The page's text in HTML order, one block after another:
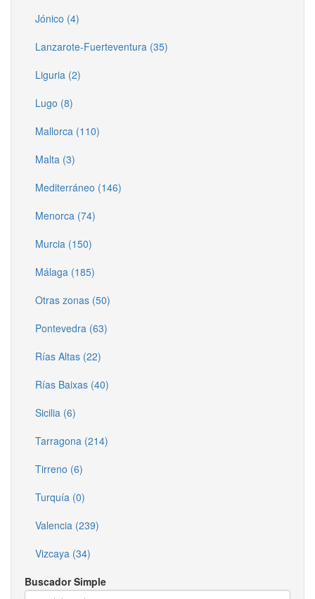
Jónico (4)
Lanzarote-Fuerteventura (35)
Liguria (2)
Lugo (8)
Mallorca (110)
Malta (3)
Mediterráneo (146)
Menorca (74)
Murcia (150)
Málaga (185)
Otras zonas (50)
Pontevedra (63)
Rías Altas (22)
Rías Baixas (40)
Sicilia (6)
Tarragona (214)
Tirreno (6)
Turquía (0)
Valencia (239)
Vizcaya (34)
Buscador Simple